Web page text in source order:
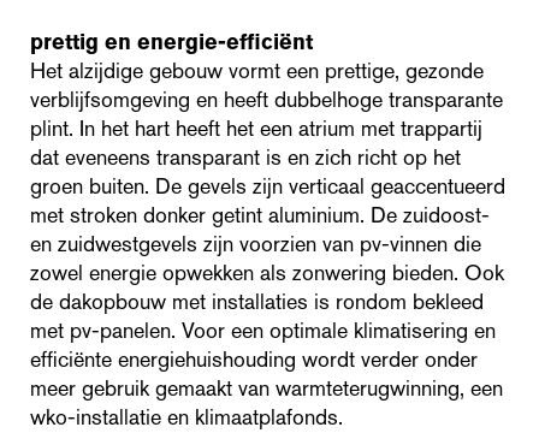
prettig en energie-efficiënt
Het alzijdige gebouw vormt een prettige, gezonde
verblijfsomgeving en heeft dubbelhoge transparante
plint. In het hart heeft het een atrium met trappartij
dat eveneens transparant is en zich richt op het
groen buiten. De gevels zijn verticaal geaccentueerd
met stroken donker getint aluminium. De zuidoost-
en zuidwestgevels zijn voorzien van pv-vinnen die
zowel energie opwekken als zonwering bieden. Ook
de dakopbouw met installaties is rondom bekleed
met pv-panelen. Voor een optimale klimatisering en
efficiënte energiehuishouding wordt verder onder
meer gebruik gemaakt van warmteterugwinning, een
wko-installatie en klimaatplafonds.